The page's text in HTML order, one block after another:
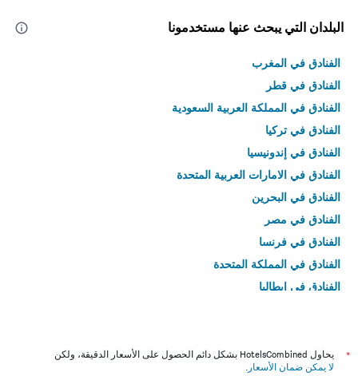
البلدان التي يبحث عنها مستخدمونا
الفنادق في المغرب
الفنادق في قطر
الفنادق في المملكة العربية السعودية
الفنادق في تركيا
الفنادق في إندونيسيا
الفنادق في الامارات العربية المتحدة
الفنادق في البحرين
الفنادق في مصر
الفنادق في فرنسا
الفنادق في المملكة المتحدة
الفنادق في إيطاليا
*
يحاول HotelsCombined بشكل دائم الحصول على الأسعار الدقيقة، ولكن
لا يمكن ضمان الأسعار .